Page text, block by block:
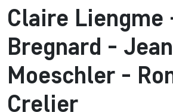
Claire Liengme
Bregnard -
Moeschler -
Crelier